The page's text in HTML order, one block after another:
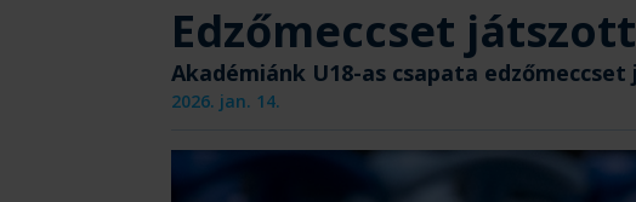
Edzőmeccset
Akadémiánk U18-as csapata
2026. jan. 14.